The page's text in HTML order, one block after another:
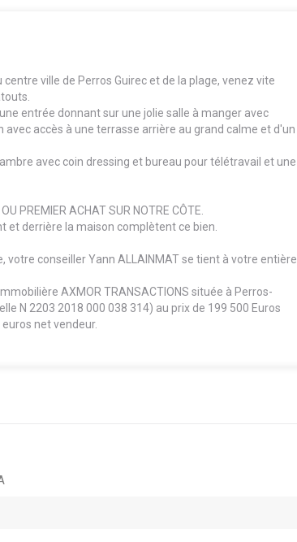
ville de Perros Guirec et de la plage, venez vite
entrée donnant sur une jolie salle à manger avec
avec accès à une terrasse arrière au grand calme et d'un
avec coin dressing et bureau pour télétravail et une
PREMIER ACHAT SUR NOTRE CÔTE.
et derrière la maison complètent ce bien.
conseiller Yann ALLAINMAT se tient à votre entière
AXMOR TRANSACTIONS située à Perros-
N 2203 2018 000 038 314) au prix de 199 500 Euros
net vendeur.